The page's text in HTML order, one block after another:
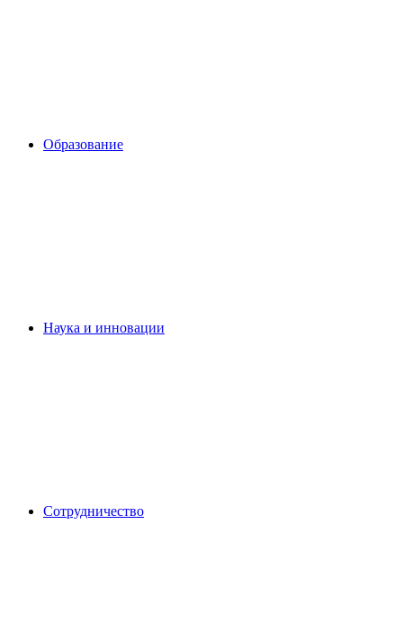
Образование
Наука и инновации
Сотрудничество